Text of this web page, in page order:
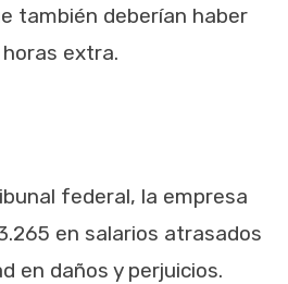
también deberían haber
extra.
federal, la empresa
en salarios atrasados
en daños y perjuicios.